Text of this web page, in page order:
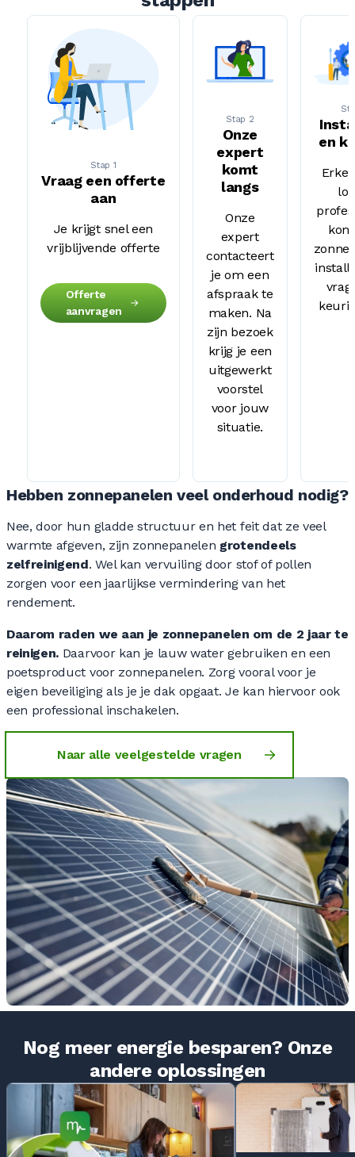
Stap 1
Vraag een offerte
aan
Je krijgt snel een
vrijblijvende offerte
Offerte
aanvragen
Stap 2
Onze
expert
komt
langs
Onze
expert
contacteert
je om een
afspraak te
maken. Na
zijn bezoek
krijg je een
uitgewerkt
voorstel
voor jouw
situatie.
en
Hebben zonnepanelen veel onderhoud nodig?
Nee, door hun gladde structuur en het feit dat ze veel
warmte afgeven, zijn zonnepanelen grotendeels
zelfreinigend. Wel kan vervuiling door stof of pollen
zorgen voor een jaarlijkse vermindering van het
rendement.
Daarom raden we aan je zonnepanelen om de 2 jaar te
reinigen. Daarvoor kan je lauw water gebruiken en een
poetsproduct voor zonnepanelen. Zorg vooral voor je
eigen beveiliging als je je dak opgaat. Je kan hiervoor ook
een professional inschakelen.
Naar alle veelgestelde vragen
Nog meer energie besparen? Onze
andere oplossingen